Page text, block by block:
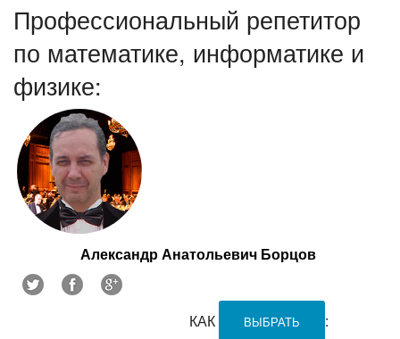
Профессиональный репетитор
по математике, информатике и
физике:
Александр Анатольевич Борцов
КАК ВЫБРАТЬ :